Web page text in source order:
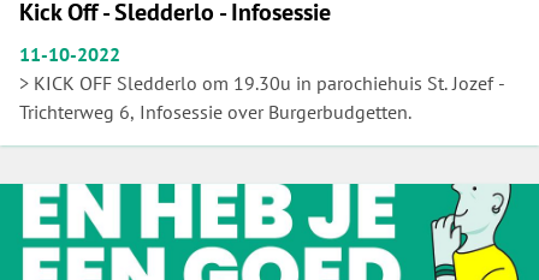
Kick Off - Sledderlo - Infosessie
11-10-2022
> KICK OFF Sledderlo om 19.30u in parochiehuis St. Jozef -
Trichterweg 6, Infosessie over Burgerbudgetten.